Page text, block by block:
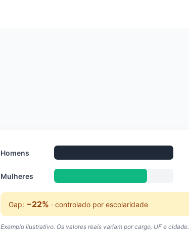
Homens
Mulheres
Gap: −22% · controlado por escolaridade
Exemplo ilustrativo. Os valores reais variam por cargo, UF e cidade.